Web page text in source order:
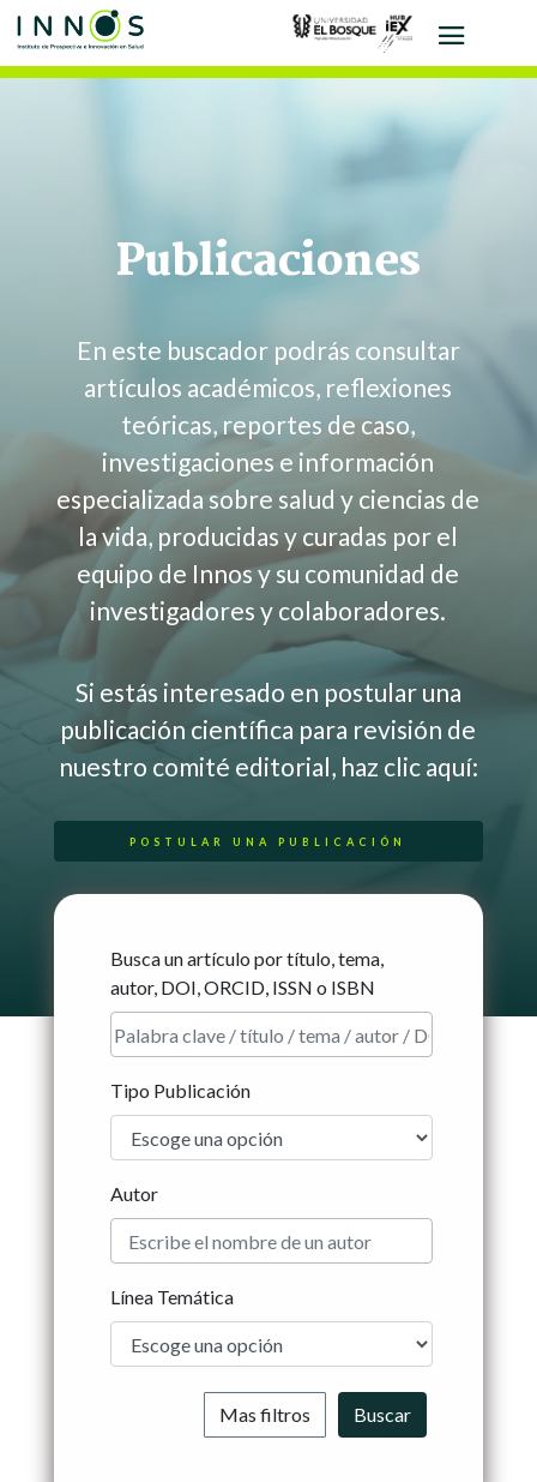
Publicaciones
En este buscador podrás consultar
artículos académicos, reflexiones
teóricas, reportes de caso,
investigaciones e información
especializada sobre salud y ciencias de
la vida, producidas y curadas por el
equipo de Innos y su comunidad de
investigadores y colaboradores.
Si estás interesado en postular una
publicación científica para revisión de
nuestro comité editorial, haz clic aquí:
POSTULAR UNA PUBLICACIÓN
Busca un artículo por título, tema,
autor, DOI, ORCID, ISSN o ISBN
Tipo Publicación
Autor
Línea Temática